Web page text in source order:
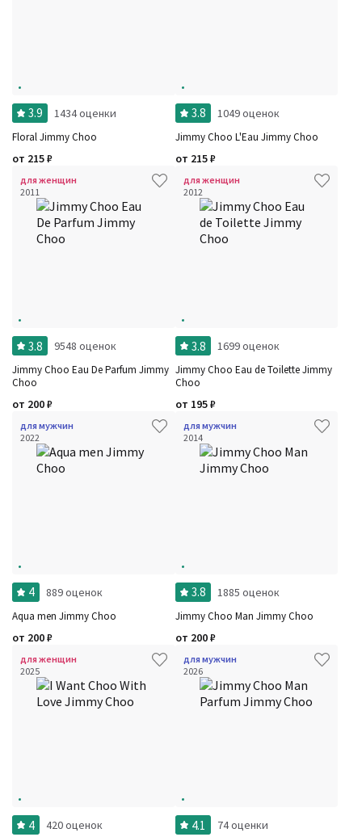
Сбросить все
Страна производитель
3.9 1434 оценки
Floral Jimmy Choo
от 215₽
3.8 1049 оценок
Jimmy Choo L'Eau Jimmy Choo
от 215₽
для женщин
2011
3.8 9548 оценок
Jimmy Choo Eau De Parfum Jimmy
Choo
от 200₽
для женщин
2012
3.8 1699 оценок
Jimmy Choo Eau de Toilette Jimmy
Choo
от 195₽
для мужчин
2022
4 889 оценок
Aqua men Jimmy Choo
от 200₽
для мужчин
2014
3.8 1885 оценок
Jimmy Choo Man Jimmy Choo
от 200₽
для женщин
2025
4 420 оценок
для мужчин
2026
4.1 74 оценки